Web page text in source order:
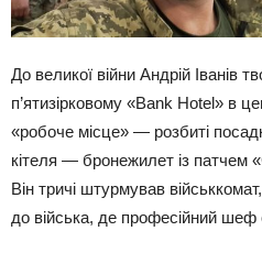
До великої війни Андрій Іванів
п’ятизірковому «Bank Hotel» в
«робоче місце» — розбиті
кітеля — бронежилет із патчем
Він тричі штурмував
до війська, де професійний